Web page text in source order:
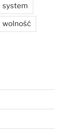
system
wolność